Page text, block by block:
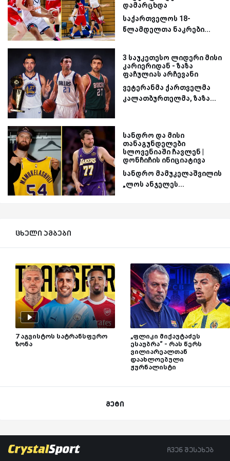
დამარცხდა
საქართველოს 18-
წლამდელთა ნაკრები...
3 საუკეთესო ლიდერი მისი
კარიერიდან - ზაზა
ფაჩულიას არჩევანი
ვეტერანმა ქართველმა
კალათბურთელმა, ზაზა...
სანდრო და მისი
თანაგუნდელები
სლოვენიაში ჩავლენ |
დონჩიჩის ინიციატივა
სანდრო მამუკელაშვილის
„ლოს ანჯელეს...
ცხელი ამბები
7 აგვისტოს სატრანსფერო
ზონა
„ფლიკი მიქაუტაძეს
ესაუბრა“ - რას წერს
ვილიარეალთან
დაახლოებული
ჟურნალისტი
მეტი
ჩვენ შესახებ